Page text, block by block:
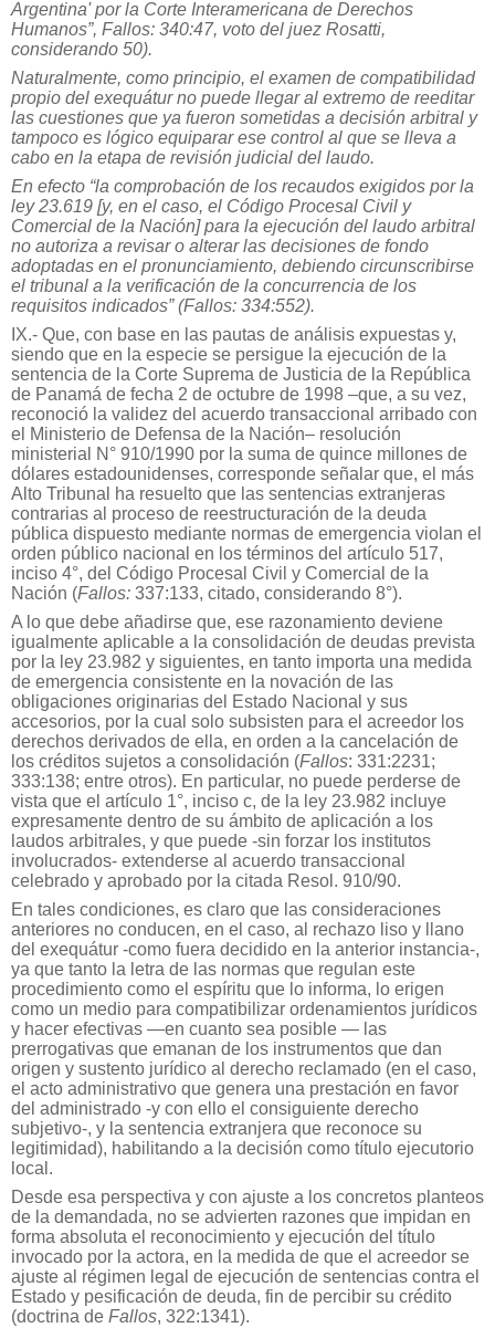
Argentina' por la Corte Interamericana de Derechos
Humanos”, Fallos: 340:47, voto del juez Rosatti,
considerando 50).
Naturalmente, como principio, el examen de compatibilidad
propio del exequátur no puede llegar al extremo de reeditar
las cuestiones que ya fueron sometidas a decisión arbitral y
tampoco es lógico equiparar ese control al que se lleva a
cabo en la etapa de revisión judicial del laudo.
En efecto “la comprobación de los recaudos exigidos por la
ley 23.619 [y, en el caso, el Código Procesal Civil y
Comercial de la Nación] para la ejecución del laudo arbitral
no autoriza a revisar o alterar las decisiones de fondo
adoptadas en el pronunciamiento, debiendo circunscribirse
el tribunal a la verificación de la concurrencia de los
requisitos indicados” (Fallos: 334:552).
IX.- Que, con base en las pautas de análisis expuestas y,
siendo que en la especie se persigue la ejecución de la
sentencia de la Corte Suprema de Justicia de la República
de Panamá de fecha 2 de octubre de 1998 –que, a su vez,
reconoció la validez del acuerdo transaccional arribado con
el Ministerio de Defensa de la Nación– resolución
ministerial N° 910/1990 por la suma de quince millones de
dólares estadounidenses, corresponde señalar que, el más
Alto Tribunal ha resuelto que las sentencias extranjeras
contrarias al proceso de reestructuración de la deuda
pública dispuesto mediante normas de emergencia violan el
orden público nacional en los términos del artículo 517,
inciso 4°, del Código Procesal Civil y Comercial de la
Nación (Fallos: 337:133, citado, considerando 8°).
A lo que debe añadirse que, ese razonamiento deviene
igualmente aplicable a la consolidación de deudas prevista
por la ley 23.982 y siguientes, en tanto importa una medida
de emergencia consistente en la novación de las
obligaciones originarias del Estado Nacional y sus
accesorios, por la cual solo subsisten para el acreedor los
derechos derivados de ella, en orden a la cancelación de
los créditos sujetos a consolidación (Fallos: 331:2231;
333:138; entre otros). En particular, no puede perderse de
vista que el artículo 1°, inciso c, de la ley 23.982 incluye
expresamente dentro de su ámbito de aplicación a los
laudos arbitrales, y que puede -sin forzar los institutos
involucrados- extenderse al acuerdo transaccional
celebrado y aprobado por la citada Resol. 910/90.
En tales condiciones, es claro que las consideraciones
anteriores no conducen, en el caso, al rechazo liso y llano
del exequátur -como fuera decidido en la anterior instancia-,
ya que tanto la letra de las normas que regulan este
procedimiento como el espíritu que lo informa, lo erigen
como un medio para compatibilizar ordenamientos jurídicos
y hacer efectivas —en cuanto sea posible — las
prerrogativas que emanan de los instrumentos que dan
origen y sustento jurídico al derecho reclamado (en el caso,
el acto administrativo que genera una prestación en favor
del administrado -y con ello el consiguiente derecho
subjetivo-, y la sentencia extranjera que reconoce su
legitimidad), habilitando a la decisión como título ejecutorio
local.
Desde esa perspectiva y con ajuste a los concretos planteos
de la demandada, no se advierten razones que impidan en
forma absoluta el reconocimiento y ejecución del título
invocado por la actora, en la medida de que el acreedor se
ajuste al régimen legal de ejecución de sentencias contra el
Estado y pesificación de deuda, fin de percibir su crédito
(doctrina de Fallos, 322:1341).